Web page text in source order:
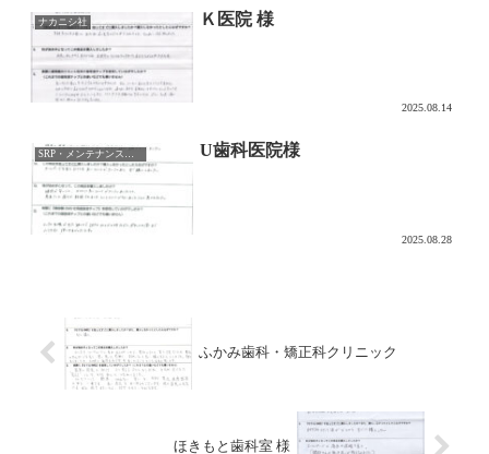
ナカニシ社 Ｋ医院 様
2025.08.14
U歯科医院様
2025.08.28
ふかみ歯科・矯正科クリニック
ほきもと歯科室 様